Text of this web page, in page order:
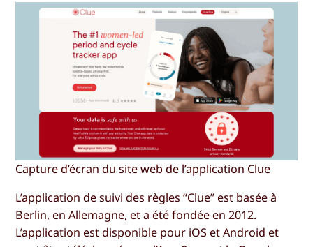
Capture d’écran du site web de l’application Clue
L’application de suivi des règles “Clue” est basée à
Berlin, en Allemagne, et a été fondée en 2012.
L’application est disponible pour iOS et Android et